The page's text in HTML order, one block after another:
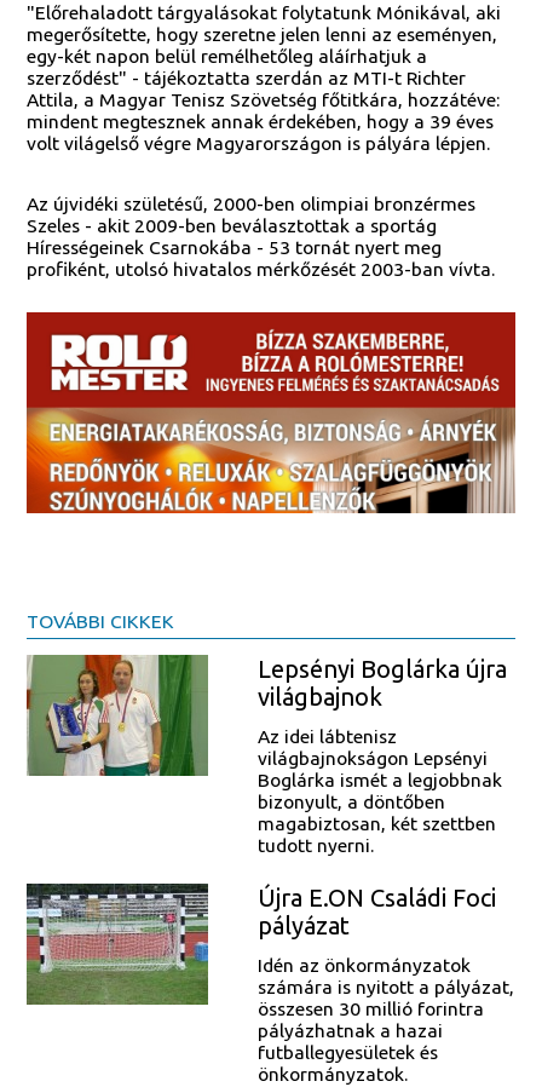
"Előrehaladott tárgyalásokat folytatunk Mónikával, aki
megerősítette, hogy szeretne jelen lenni az eseményen,
egy-két napon belül remélhetőleg aláírhatjuk a
szerződést" - tájékoztatta szerdán az MTI-t Richter
Attila, a Magyar Tenisz Szövetség főtitkára, hozzátéve:
mindent megtesznek annak érdekében, hogy a 39 éves
volt világelső végre Magyarországon is pályára lépjen.
Az újvidéki születésű, 2000-ben olimpiai bronzérmes
Szeles - akit 2009-ben beválasztottak a sportág
Hírességeinek Csarnokába - 53 tornát nyert meg
profiként, utolsó hivatalos mérkőzését 2003-ban vívta.
TOVÁBBI CIKKEK
Lepsényi Boglárka újra
világbajnok
Az idei lábtenisz
világbajnokságon Lepsényi
Boglárka ismét a legjobbnak
bizonyult, a döntőben
magabiztosan, két szettben
tudott nyerni.
Újra E.ON Családi Foci
pályázat
Idén az önkormányzatok
számára is nyitott a pályázat,
összesen 30 millió forintra
pályázhatnak a hazai
futballegyesületek és
önkormányzatok.